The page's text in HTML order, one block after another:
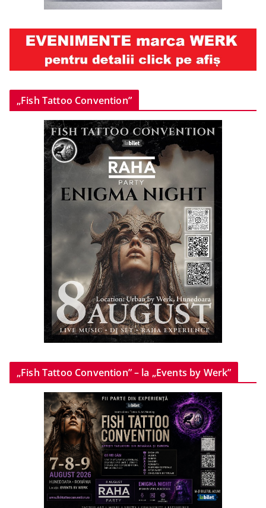
„Fish Tattoo Convention”
„Fish Tattoo Convention” – la „Events by Werk”